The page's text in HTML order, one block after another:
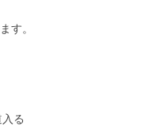
す。
る